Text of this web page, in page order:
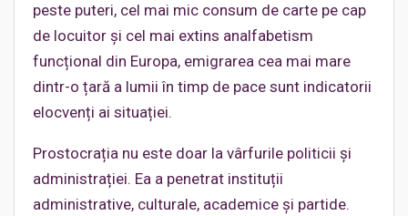
peste puteri, cel mai mic consum de carte pe cap
de locuitor și cel mai extins analfabetism
funcțional din Europa, emigrarea cea mai mare
dintr-o țară a lumii în timp de pace sunt indicatorii
elocvenți ai situației.
Prostocrația nu este doar la vârfurile politicii și
administrației. Ea a penetrat instituții
administrative, culturale, academice și partide.